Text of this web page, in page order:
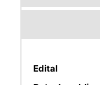
Edital